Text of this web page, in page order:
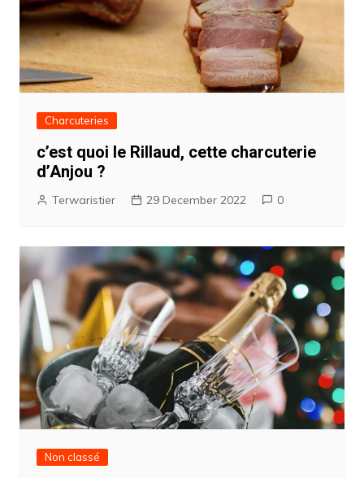
Charcuteries
c’est quoi le Rillaud, cette charcuterie
d’Anjou ?
Terwaristier 29 December 2022 0
Non classé